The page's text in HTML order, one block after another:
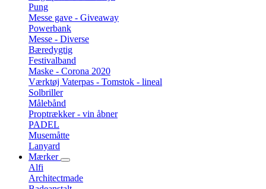
Pung
Messe gave - Giveaway
Powerbank
Messe - Diverse
Bæredygtig
Festivalband
Maske - Corona 2020
Værktøj Vaterpas - Tomstok - lineal
Solbriller
Målebånd
Proptrækker - vin åbner
PADEL
Musemåtte
Lanyard
Mærker
Alfi
Architectmade